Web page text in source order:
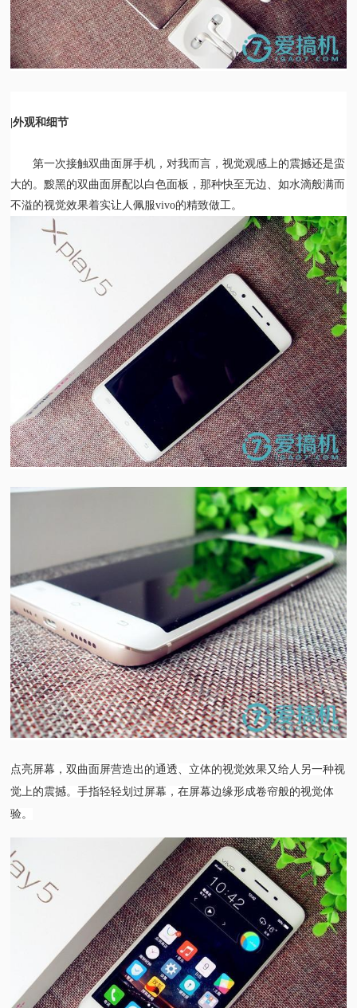
|外观和细节
第一次接触双曲面屏手机，对我而言，视觉观感上的震撼还是蛮
大的。黢黑的双曲面屏配以白色面板，那种快至无边、如水滴般满而
不溢的视觉效果着实让人佩服vivo的精致做工。
点亮屏幕，双曲面屏营造出的通透、立体的视觉效果又给人另一种视
觉上的震撼。手指轻轻划过屏幕，在屏幕边缘形成卷帘般的视觉体
验。